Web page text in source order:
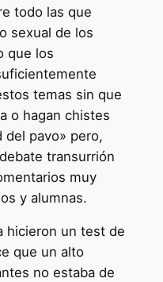
todo las que
sexual de los
que los
temas sin que
o hagan chistes
del pavo» pero,
transurrión
muy
y alumnas.
hicieron un test de
que un alto
no estaba de